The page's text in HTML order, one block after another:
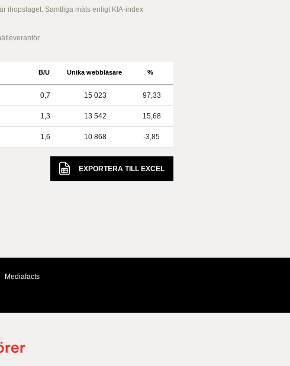
ihopslaget. Samtliga mäts enligt KIA-index
B/U Unika webbläsare %
0,7 15 023 97,33
1,3 13 542 15,68
1,6 10 868 -3,85
EXPORTERA TILL EXCEL
Mediafacts